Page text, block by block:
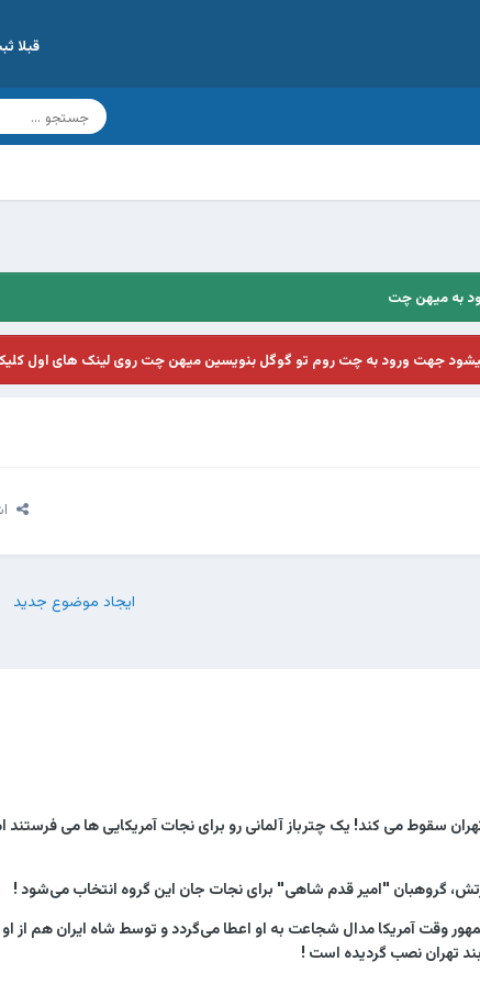
قبلا
به میهن چت
جهت ورود به چت روم تو گوگل بنویسین میهن چت روی لینک های اول
ایجاد موضوع جدید
تهران سقوط می کند! یک چترباز آلمانی رو برای نجات آمریکایی ها می
ارتش، گروهبان "امیر قدم شاهی" برای نجات جان این گروه انتخاب می‌شود !
وقت آمریکا مدال شجاعت به او اعطا می‌گردد و توسط شاه ایران هم از